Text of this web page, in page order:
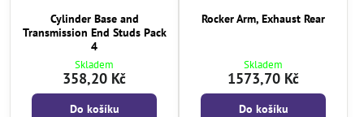
Cylinder Base and
Transmission End Studs Pack
4
Skladem
358,20 Kč
Do košíku
Rocker Arm, Exhaust Rear
Skladem
1573,70 Kč
Do košíku